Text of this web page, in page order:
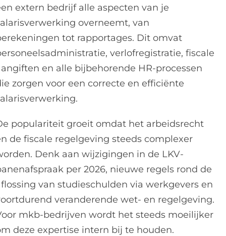
extern bedrijf alle aspecten van je
overneemt, van
tot rapportages. Dit omvat
verlofregistratie, fiscale
en alle bijbehorende HR-processen
zorgen voor een correcte en efficiënte
populariteit groeit omdat het arbeidsrecht
de fiscale regelgeving steeds complexer
Denk aan wijzigingen in de LKV-
per 2026, nieuwe regels rond de
van studieschulden via werkgevers en
veranderende wet- en regelgeving.
mkb-bedrijven wordt het steeds moeilijker
deze expertise intern bij te houden.